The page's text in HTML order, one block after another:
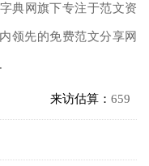
典网旗下专注于范文资
领先的免费范文分享网
来访估算： 659